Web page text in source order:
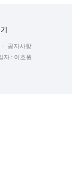
공지사항
자 : 이호원